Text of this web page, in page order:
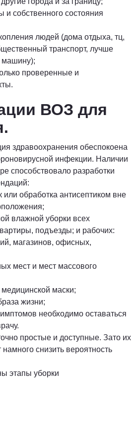
и собственного состояния
людей (дома отдыха, тц,
транспорт, лучше
машину);
проверенные и
ВОЗ для
здравоохранения обеспокоена
инфекции. Наличии
способствовало разработки
или обработка антисептиком вне
влажной уборки всех
подъезды; и рабочих:
магазинов, офисных,
мест и мест массового
маски;
жизни;
необходимо оставаться
простые и доступные. Зато их
снизить вероятность